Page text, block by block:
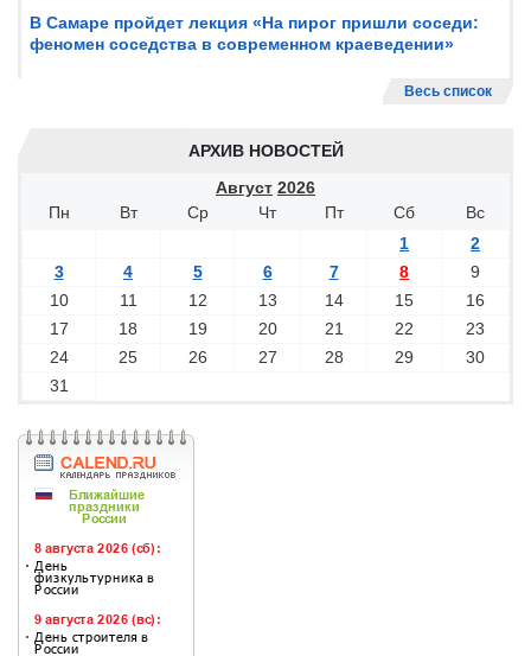
В Самаре пройдет лекция «На пирог пришли соседи:
феномен соседства в современном краеведении»
Весь список
АРХИВ НОВОСТЕЙ
Август 2026
Пн
Вт Ср Чт Пт Сб
Вс
1
2
3
4 5 6 7 8
9
10
11 12 13 14 15
16
17
18 19 20 21 22
23
24
25 26 27 28 29
30
31